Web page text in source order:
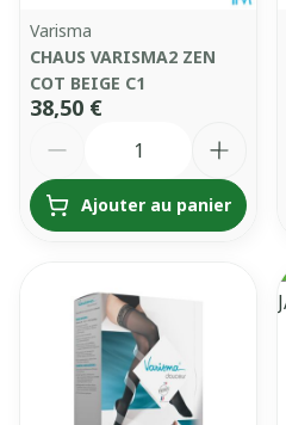
Varisma
CHAUS VARISMA2 ZEN
COT BEIGE C1
38,50 €
Ajouter au panier